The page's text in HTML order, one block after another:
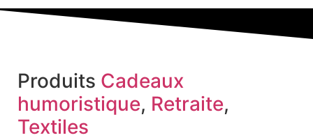
Produits Cadeaux
humoristique, Retraite,
Textiles